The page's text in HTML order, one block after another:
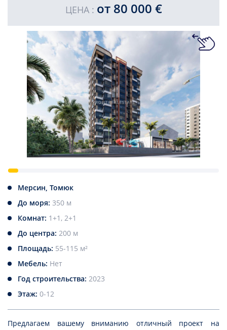
ЦЕНА : от 80 000 €
Мерсин, Томюк
До моря: 350 м
Комнат: 1+1, 2+1
До центра: 200 м
Площадь: 55-115 м²
Мебель: Нет
Год строительства: 2023
Этаж: 0-12
Предлагаем вашему вниманию отличный проект на